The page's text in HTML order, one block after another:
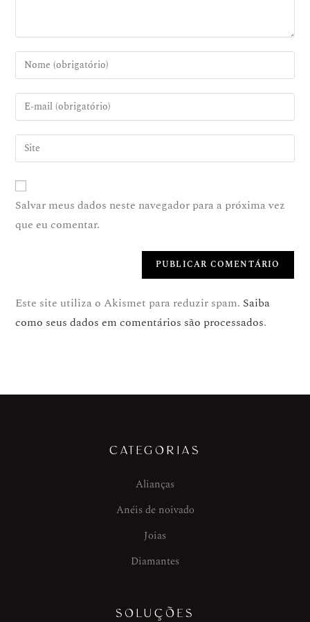
Salvar meus dados neste navegador para a próxima vez
que eu comentar.
Este site utiliza o Akismet para reduzir spam. Saiba
como seus dados em comentários são processados.
CATEGORIAS
Alianças
Anéis de noivado
Joias
Diamantes
SOLUÇÕES